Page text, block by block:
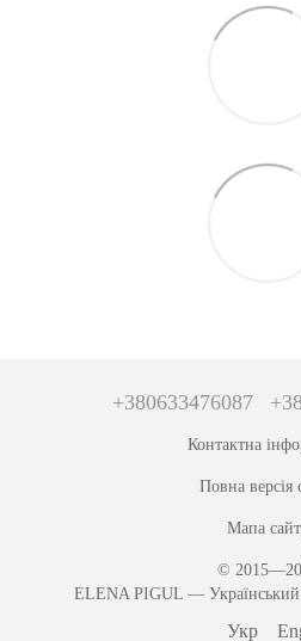
+380633476087
Контактна
Повна версія
Мапа
©
ЕLENA PIGUL — Український
Укр